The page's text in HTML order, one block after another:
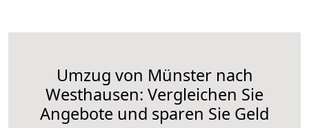
Umzug von Münster nach
Westhausen: Vergleichen Sie
Angebote und sparen Sie Geld